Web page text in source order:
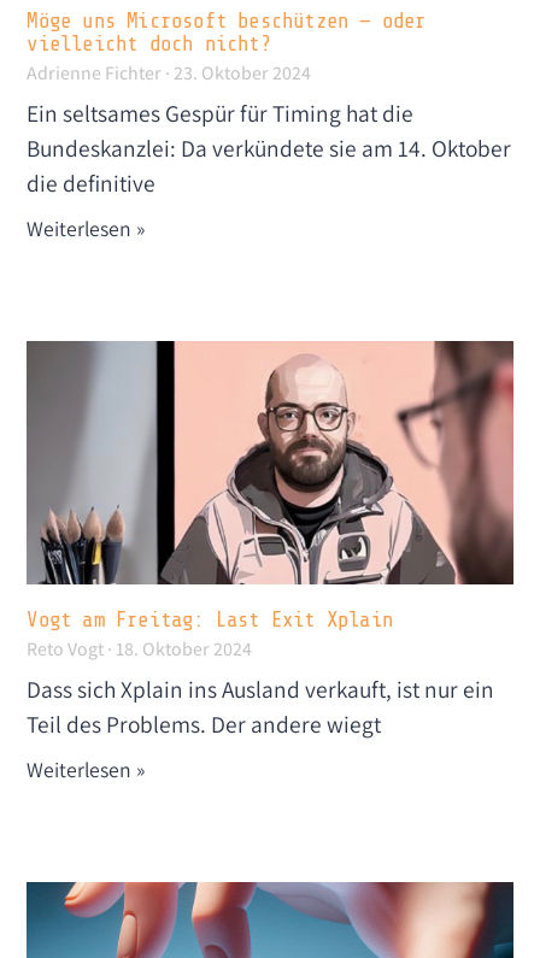
Möge uns Microsoft beschützen — oder
vielleicht doch nicht?
Adrienne Fichter 23. Oktober 2024
Ein seltsames Gespür für Timing hat die
Bundeskanzlei: Da verkündete sie am 14. Oktober
die definitive
Weiterlesen »
Vogt am Freitag: Last Exit Xplain
Reto Vogt 18. Oktober 2024
Dass sich Xplain ins Ausland verkauft, ist nur ein
Teil des Problems. Der andere wiegt
Weiterlesen »